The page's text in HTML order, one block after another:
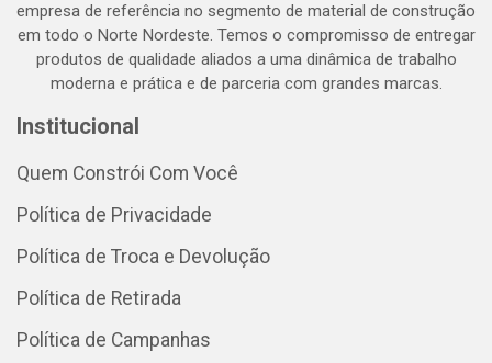
empresa de referência no segmento de material de construção
em todo o Norte Nordeste. Temos o compromisso de entregar
produtos de qualidade aliados a uma dinâmica de trabalho
moderna e prática e de parceria com grandes marcas.
Institucional
Quem Constrói Com Você
Política de Privacidade
Política de Troca e Devolução
Política de Retirada
Política de Campanhas